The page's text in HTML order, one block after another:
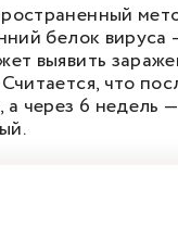
белок вируса
выявить
что
а через 6 недель